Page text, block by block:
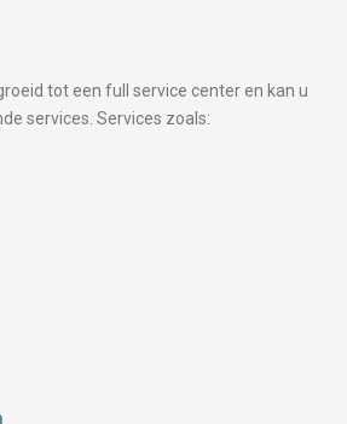
tot een full service center en kan u
services. Services zoals: